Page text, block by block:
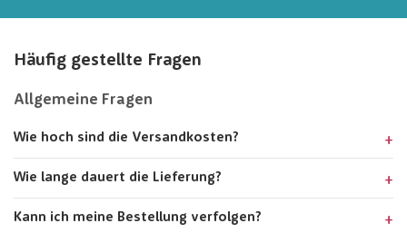
Häufig gestellte Fragen
Allgemeine Fragen
Wie hoch sind die Versandkosten?
Wie lange dauert die Lieferung?
Kann ich meine Bestellung verfolgen?